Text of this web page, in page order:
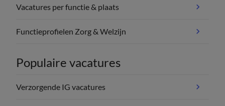
Vacatures per functie & plaats
Functieprofielen Zorg & Welzijn
Populaire vacatures
Verzorgende IG vacatures